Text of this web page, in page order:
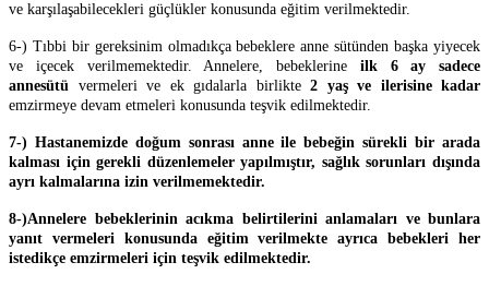
ve karşılaşabilecekleri güçlükler konusunda eğitim verilmektedir.
6-) Tıbbi bir gereksinim olmadıkça bebeklere anne sütünden başka yiyecek
ve içecek verilmemektedir. Annelere, bebeklerine ilk 6 ay sadece
annesütü vermeleri ve ek gıdalarla birlikte 2 yaş ve ilerisine kadar
emzirmeye devam etmeleri konusunda teşvik edilmektedir.
7-) Hastanemizde doğum sonrası anne ile bebeğin sürekli bir arada
kalması için gerekli düzenlemeler yapılmıştır, sağlık sorunları dışında
ayrı kalmalarına izin verilmemektedir.
8-)Annelere bebeklerinin acıkma belirtilerini anlamaları ve bunlara
yanıt vermeleri konusunda eğitim verilmekte ayrıca bebekleri her
istedikçe emzirmeleri için teşvik edilmektedir.